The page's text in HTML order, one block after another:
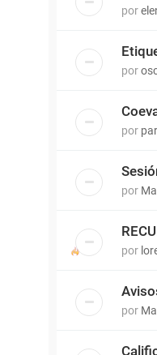
por
por
por
por
por
por